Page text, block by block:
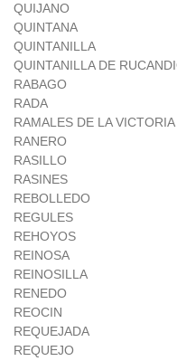
QUIJANO
QUINTANA
QUINTANILLA
QUINTANILLA DE
RABAGO
RADA
RAMALES DE LA VICTORIA
RANERO
RASILLO
RASINES
REBOLLEDO
REGULES
REHOYOS
REINOSA
REINOSILLA
RENEDO
REOCIN
REQUEJADA
REQUEJO